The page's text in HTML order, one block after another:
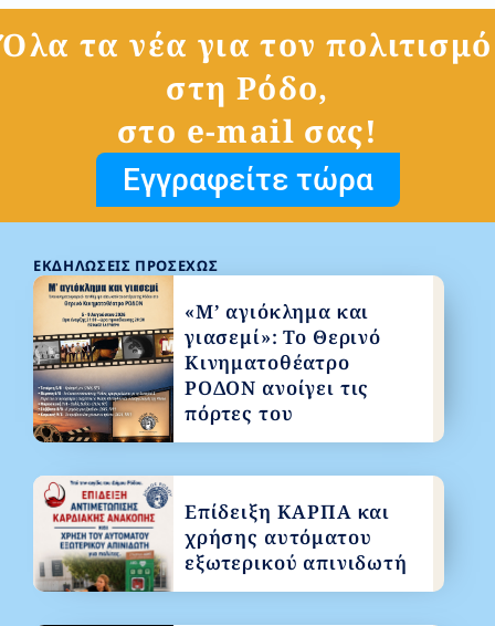
Όλα τα νέα για τον πολιτισμό
στη Ρόδο,
στο e-mail σας!
Εγγραφείτε τώρα
ΕΚΔΗΛΏΣΕΙΣ ΠΡΟΣΕΧΏΣ
«Μ’ αγιόκλημα και
γιασεμί»: Το Θερινό
Κινηματοθέατρο
ΡΟΔΟΝ ανοίγει τις
πόρτες του
Επίδειξη ΚΑΡΠΑ και
χρήσης αυτόματου
εξωτερικού απινιδωτή